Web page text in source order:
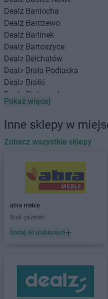
Dealz Baniocha
Dealz Barczewo
Dealz Barlinek
Dealz Bartoszyce
Dealz Bełchatów
Dealz Biała Podlaska
Dealz Białki
Dealz
Białogard
Dealz Białystok
Dealz
Bielany Wrocławskie
Dealz Bielawa
Dealz Bielsko-Biała
Boguszów-Gorce
Braniewo
Dealz
Brzeg
Dealz
Budzistowo
Dealz Bydgoszcz
Chełm
Pokaż więcej
Inne sklepy w
Zobacz wszystkie sklepy
abra meble
Brak gazetek
Dodaj do ulubionych